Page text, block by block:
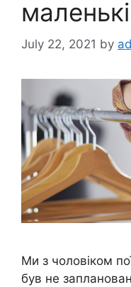
July 22, 2021 by
Ми з чоловіком
був не